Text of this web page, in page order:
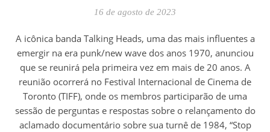
16 de agosto de 2023
A icônica banda Talking Heads, uma das mais influentes a
emergir na era punk/new wave dos anos 1970, anunciou
que se reunirá pela primeira vez em mais de 20 anos. A
reunião ocorrerá no Festival Internacional de Cinema de
Toronto (TIFF), onde os membros participarão de uma
sessão de perguntas e respostas sobre o relançamento do
aclamado documentário sobre sua turnê de 1984, “Stop